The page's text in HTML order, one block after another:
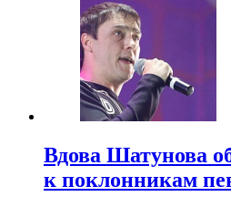
Вдова Шатунова
к поклонникам